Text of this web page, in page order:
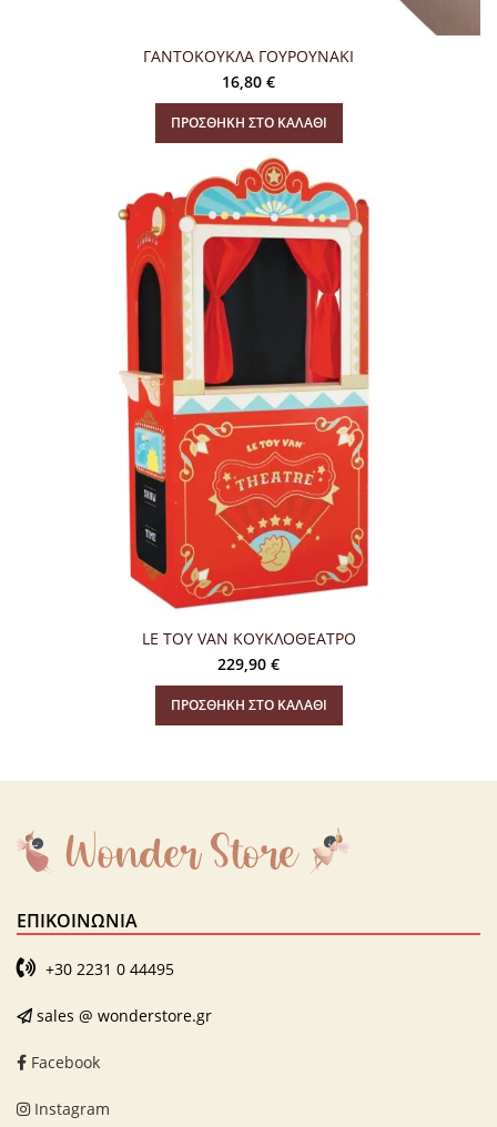
ΓΑΝΤΟΚΟΥΚΛΑ ΓΟΥΡΟΥΝΑΚΙ
16,80 €
ΠΡΟΣΘΉΚΗ ΣΤΟ ΚΑΛΆΘΙ
LE TOY VAN ΚΟΥΚΛΟΘΕΑΤΡΟ
229,90 €
ΠΡΟΣΘΉΚΗ ΣΤΟ ΚΑΛΆΘΙ
ΕΠΙΚΟΙΝΩΝΊΑ
+30 2231 0 44495
sales @ wonderstore.gr
Facebook
Instagram